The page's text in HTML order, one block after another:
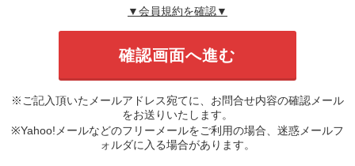
▼会員規約を確認▼
※ご記入頂いたメールアドレス宛てに、お問合せ内容の確認メール
をお送りいたします。
※Yahoo!メールなどのフリーメールをご利用の場合、迷惑メールフ
ォルダに入る場合があります。